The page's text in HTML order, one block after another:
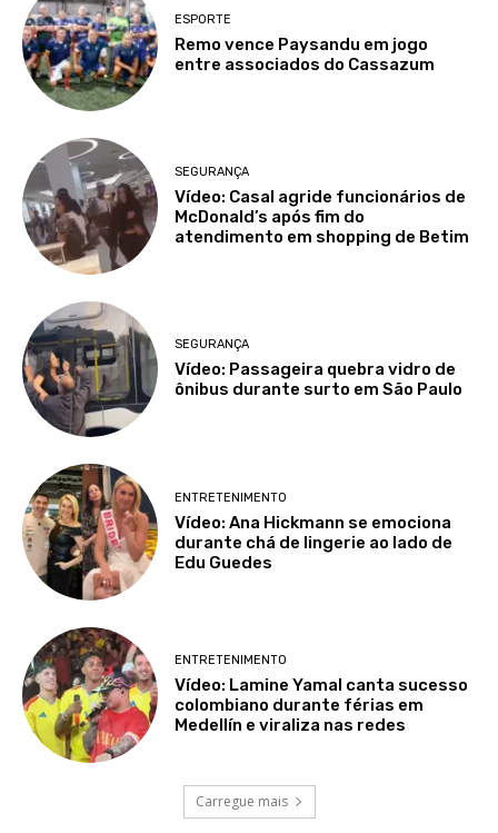
ESPORTE
Remo vence Paysandu em jogo
entre associados do Cassazum
SEGURANÇA
Vídeo: Casal agride funcionários de
McDonald’s após fim do
atendimento em shopping de Betim
SEGURANÇA
Vídeo: Passageira quebra vidro de
ônibus durante surto em São Paulo
ENTRETENIMENTO
Vídeo: Ana Hickmann se emociona
durante chá de lingerie ao lado de
Edu Guedes
ENTRETENIMENTO
Vídeo: Lamine Yamal canta sucesso
colombiano durante férias em
Medellín e viraliza nas redes
Carregue mais